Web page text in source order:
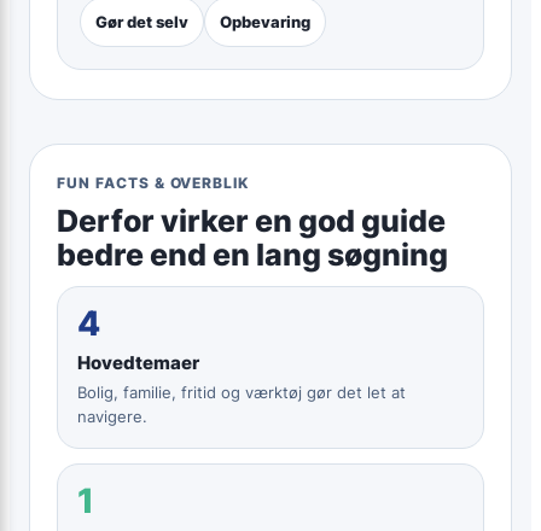
Gør det selv Opbevaring
FUN FACTS & OVERBLIK
Derfor virker en god guide
bedre end en lang søgning
4
Hovedtemaer
Bolig, familie, fritid og værktøj gør det let at
navigere.
1